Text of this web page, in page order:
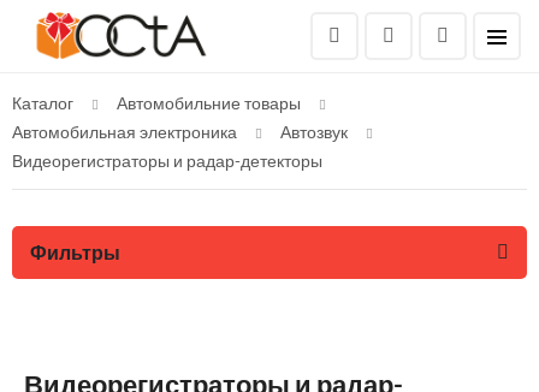
Каталог
Автомобильние товары
Автомобильная электроника
Автозвук
Видеорегистраторы и радар-детекторы
Фильтры
Видеорегистраторы и радар-